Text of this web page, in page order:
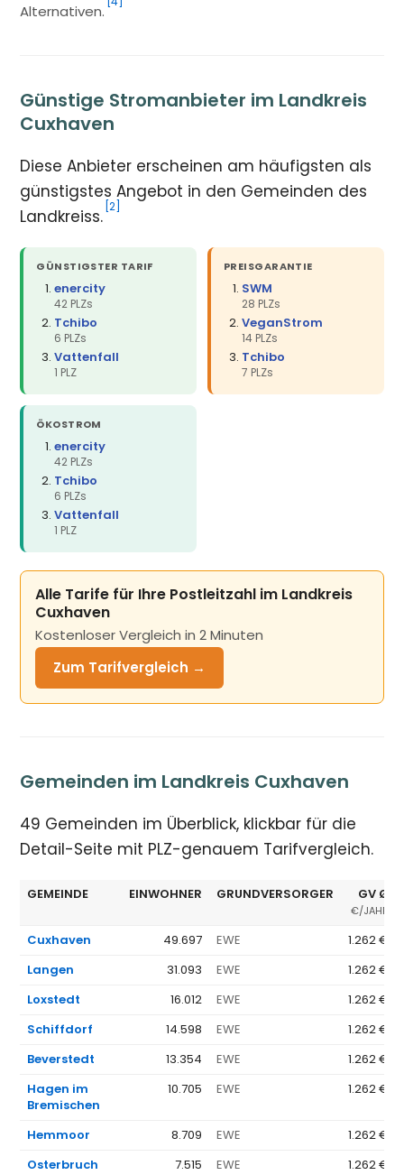
Alternativen.
Günstige Stromanbieter im Landkreis
Cuxhaven
Diese Anbieter erscheinen am häufigsten als
günstigstes Angebot in den Gemeinden des
Landkreiss. [2]
GÜNSTIGSTER TARIF
enercity
42 PLZs
Tchibo
6 PLZs
Vattenfall
1 PLZ
PREISGARANTIE
SWM
28 PLZs
VeganStrom
14 PLZs
Tchibo
7 PLZs
ÖKOSTROM
enercity
42 PLZs
Tchibo
6 PLZs
Vattenfall
1 PLZ
Alle Tarife für Ihre Postleitzahl im Landkreis
Cuxhaven
Kostenloser Vergleich in 2 Minuten
Zum Tarifvergleich →
Gemeinden im Landkreis Cuxhaven
49 Gemeinden im Überblick, klickbar für die
Detail-Seite mit PLZ-genauem Tarifvergleich.
GEMEINDE EINWOHNER GRUNDVERSORGER GV Ø
€/JAHR
Cuxhaven 49.697 EWE
1.262 €
Langen
31.093 EWE
1.262 €
Loxstedt
16.012 EWE
1.262 €
Schiffdorf
14.598 EWE
1.262 €
Beverstedt
13.354 EWE
1.262 €
Hagen im
Bremischen
10.705 EWE 1.262 €
Hemmoor 8.709 EWE
1.262 €
Osterbruch
7.515 EWE
1.262 €